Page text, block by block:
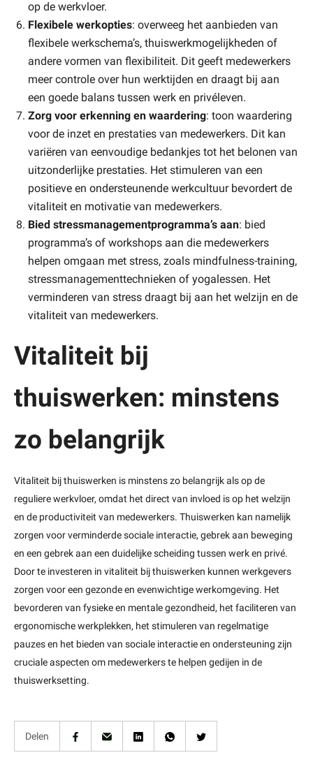
op de werkvloer.
Flexibele werkopties: overweeg het aanbieden van
flexibele werkschema’s, thuiswerkmogelijkheden of
andere vormen van flexibiliteit. Dit geeft medewerkers
meer controle over hun werktijden en draagt bij aan
een goede balans tussen werk en privéleven.
Zorg voor erkenning en waardering: toon waardering
voor de inzet en prestaties van medewerkers. Dit kan
variëren van eenvoudige bedankjes tot het belonen van
uitzonderlijke prestaties. Het stimuleren van een
positieve en ondersteunende werkcultuur bevordert de
vitaliteit en motivatie van medewerkers.
Bied stressmanagementprogramma’s aan: bied
programma’s of workshops aan die medewerkers
helpen omgaan met stress, zoals mindfulness-training,
stressmanagementtechnieken of yogalessen. Het
verminderen van stress draagt bij aan het welzijn en de
vitaliteit van medewerkers.
Vitaliteit bij
thuiswerken: minstens
zo belangrijk
Vitaliteit bij thuiswerken is minstens zo belangrijk als op de
reguliere werkvloer, omdat het direct van invloed is op het welzijn
en de productiviteit van medewerkers. Thuiswerken kan namelijk
zorgen voor verminderde sociale interactie, gebrek aan beweging
en een gebrek aan een duidelijke scheiding tussen werk en privé.
Door te investeren in vitaliteit bij thuiswerken kunnen werkgevers
zorgen voor een gezonde en evenwichtige werkomgeving. Het
bevorderen van fysieke en mentale gezondheid, het faciliteren van
ergonomische werkplekken, het stimuleren van regelmatige
pauzes en het bieden van sociale interactie en ondersteuning zijn
cruciale aspecten om medewerkers te helpen gedijen in de
thuiswerksetting.
Delen